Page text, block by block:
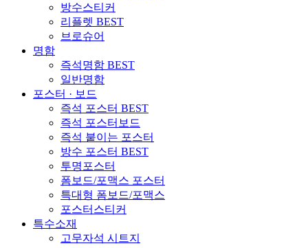
방수스티커
리플렛 BEST
브로슈어
명함
즉석명함 BEST
일반명함
포스터 · 보드
즉석 포스터 BEST
즉석 포스터보드
즉석 붙이는 포스터
방수 포스터 BEST
투명포스터
폼보드/포맥스 포스터
특대형 폼보드/포맥스
포스터스티커
특수소재
고무자석 시트지